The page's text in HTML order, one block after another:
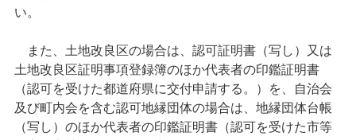
い。
また、土地改良区の場合は、認可証明書（写し）又は
土地改良区証明事項登録簿のほか代表者の印鑑証明書
（認可を受けた都道府県に交付申請する。）を、自治会
及び町内会を含む認可地縁団体の場合は、地縁団体台帳
（写し）のほか代表者の印鑑証明書（認可を受けた市等